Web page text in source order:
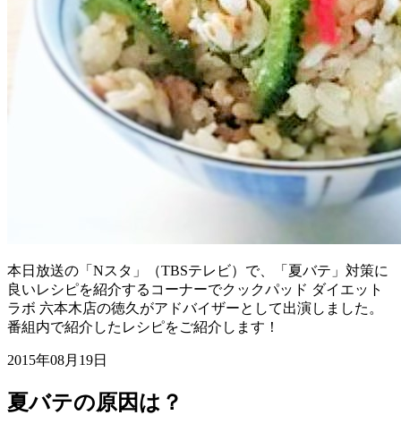
本日放送の「Nスタ」（TBSテレビ）で、「夏バテ」対策に
良いレシピを紹介するコーナーでクックパッド ダイエット
ラボ 六本木店の徳久がアドバイザーとして出演しました。
番組内で紹介したレシピをご紹介します！
2015年08月19日
夏バテの原因は？